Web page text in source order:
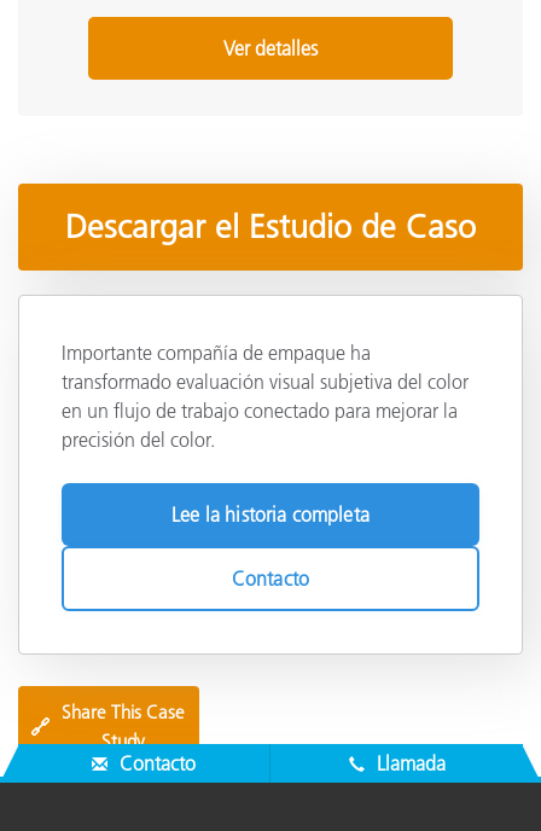
Ver detalles
Descargar el Estudio de Caso
Importante compañía de empaque ha
transformado evaluación visual subjetiva del color
en un flujo de trabajo conectado para mejorar la
precisión del color.
Lee la historia completa
Contacto
🔗
Share This Case
Study
Contacto Llamada